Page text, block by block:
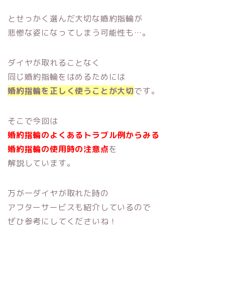
とせっかく選んだ大切な婚約指輪が
悲惨な姿になってしまう可能性も…。
ダイヤが取れることなく
同じ婚約指輪をはめるためには
婚約指輪を正しく使うことが大切です。
そこで今回は
婚約指輪のよくあるトラブル例からみる
婚約指輪の使用時の注意点を
解説しています。
万が一ダイヤが取れた時の
アフターサービスも紹介しているので
ぜひ参考にしてくださいね！